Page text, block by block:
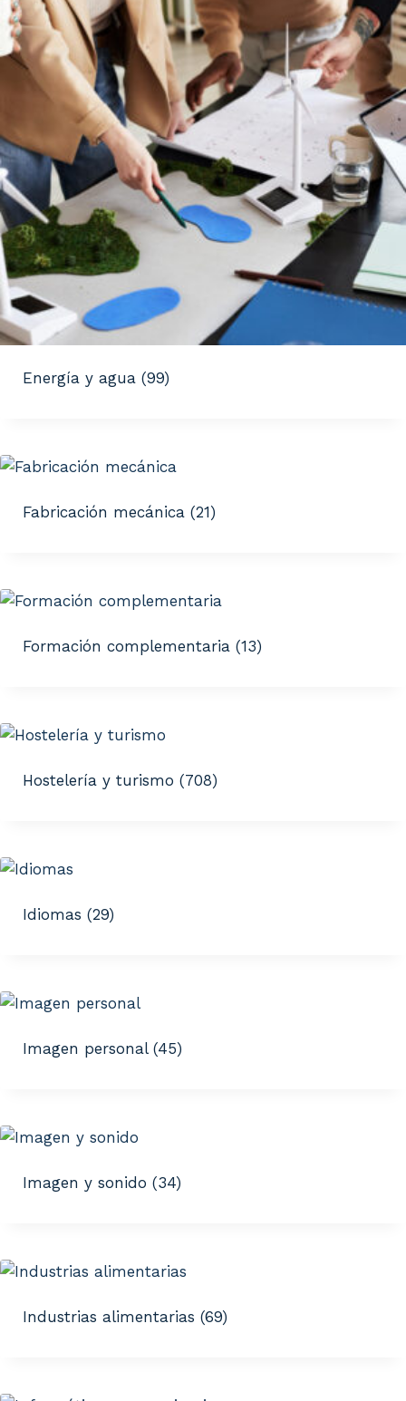
Energía y agua (99)
Fabricación mecánica (21)
Formación complementaria (13)
Hostelería y turismo (708)
Idiomas (29)
Imagen personal (45)
Imagen y sonido (34)
Industrias alimentarias (69)